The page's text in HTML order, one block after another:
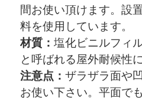
間お使い頂けます。設
料を使用しています。
材質： 塩化ビニルフィ
と呼ばれる屋外耐候性
注意点： ザラザラ面や
お使い下さい。平面で